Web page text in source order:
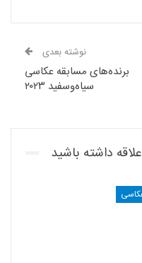
نوشته بعدی
برنده‌های مسابقه عکاسی
سیاه‌وسفید ۲۰۲۳
داشته باشید